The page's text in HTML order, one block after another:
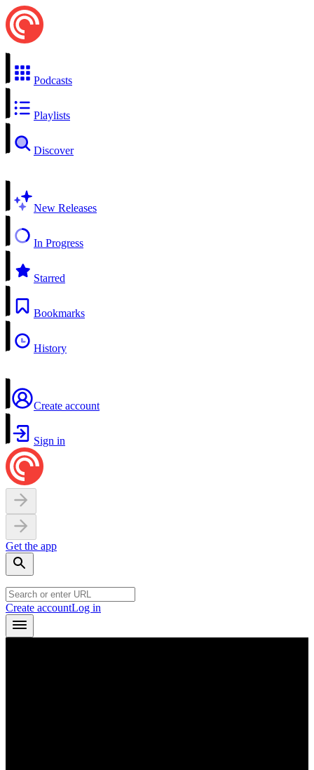
Podcasts
Playlists
Discover
New Releases
In Progress
Starred
Bookmarks
History
Create account
Sign in
Get the app
Create accountLog in